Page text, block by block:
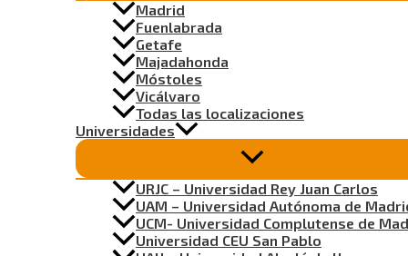
Madrid
Fuenlabrada
Getafe
Majadahonda
Móstoles
Vicálvaro
Todas las localizaciones
Universidades
URJC – Universidad Rey Juan Carlos
UAM – Universidad Autónoma de
UCM- Universidad Complutense de
Universidad CEU San Pablo